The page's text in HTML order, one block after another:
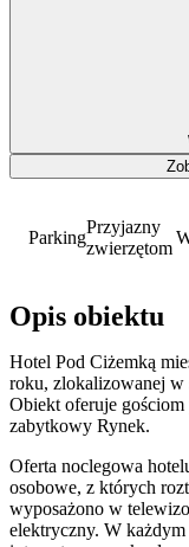
Parking
Przyjazny
zwierzętom
Opis obiektu
Hotel Pod Ciżemką
roku, zlokalizowanej w
Obiekt oferuje
zabytkowy Rynek.
Oferta noclegowa
osobowe, z których
wyposażono w
elektryczny. W